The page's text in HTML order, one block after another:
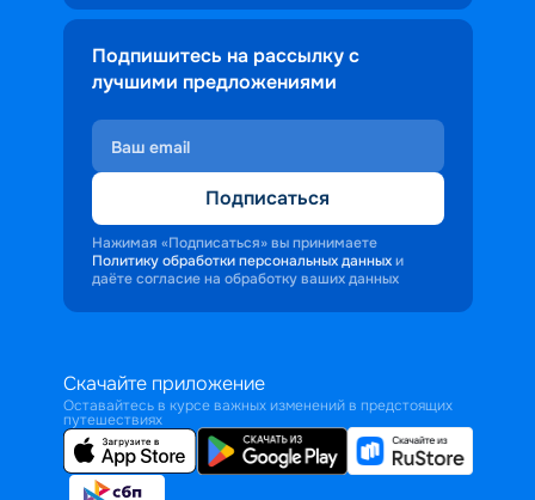
Подпишитесь на рассылку с
лучшими предложениями
Подписаться
Нажимая «Подписаться» вы принимаете
Политику обработки персональных данных и
даёте согласие на обработку ваших данных
Скачайте приложение
Оставайтесь в курсе важных изменений в предстоящих
путешествиях